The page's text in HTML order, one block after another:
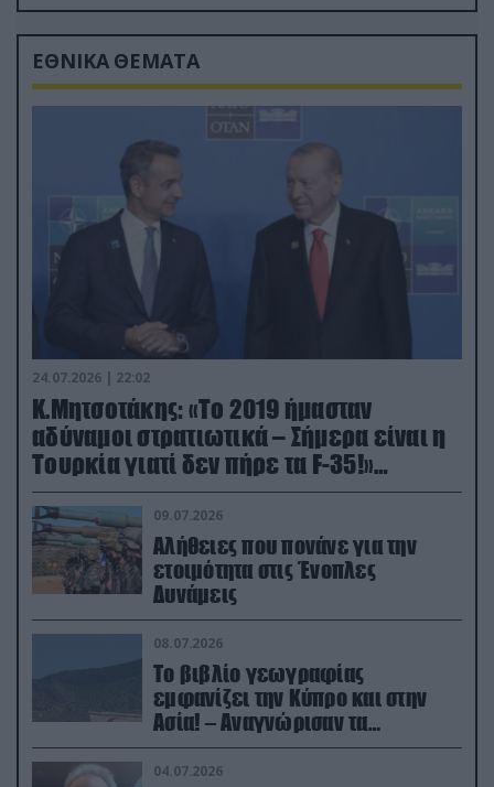
ΕΘΝΙΚΑ ΘΕΜΑΤΑ
24.07.2026 | 22:02
Κ.Μητσοτάκης: «Το 2019 ήμασταν
αδύναμοι στρατιωτικά – Σήμερα είναι η
Τουρκία γιατί δεν πήρε τα F-35!»
(βίντεο)
09.07.2026
Αλήθειες που πονάνε για την
ετοιμότητα στις Ένοπλες
Δυνάμεις
08.07.2026
Το βιβλίο γεωγραφίας
εμφανίζει την Κύπρο και στην
Ασία! – Αναγνώρισαν τα
κατεχόμενα; (φωτο)
04.07.2026